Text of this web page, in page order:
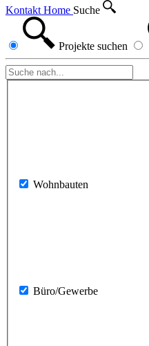
Kontakt Home Suche
Projekte suchen
Wohnbauten
Büro/Gewerbe